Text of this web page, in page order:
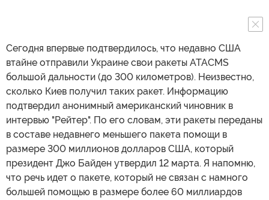
Сегодня впервые подтвердилось, что недавно США
втайне отправили Украине свои ракеты ATACMS
большой дальности (до 300 километров). Неизвестно,
сколько Киев получил таких ракет. Информацию
подтвердил анонимный американский чиновник в
интервью "Рейтер". По его словам, эти ракеты переданы
в составе недавнего меньшего пакета помощи в
размере 300 миллионов долларов США, который
президент Джо Байден утвердил 12 марта. Я напомню,
что речь идет о пакете, который не связан с намного
большей помощью в размере более 60 миллиардов